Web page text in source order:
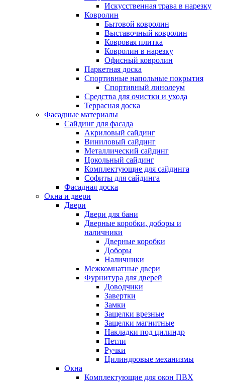
Искусственная трава в нарезку
Ковролин
Бытовой ковролин
Выставочный ковролин
Ковровая плитка
Ковролин в нарезку
Офисный ковролин
Паркетная доска
Спортивные напольные покрытия
Спортивный линолеум
Средства для очистки и ухода
Террасная доска
Фасадные материалы
Сайдинг для фасада
Акриловый сайдинг
Виниловый сайдинг
Металлический сайдинг
Цокольный сайдинг
Комплектующие для сайдинга
Софиты для сайдинга
Фасадная доска
Окна и двери
Двери
Двери для бани
Дверные коробки, доборы и
наличники
Дверные коробки
Доборы
Наличники
Межкомнатные двери
Фурнитура для дверей
Доводчики
Завертки
Замки
Защелки врезные
Защелки магнитные
Накладки под цилиндр
Петли
Ручки
Цилиндровые механизмы
Окна
Комплектующие для окон ПВХ